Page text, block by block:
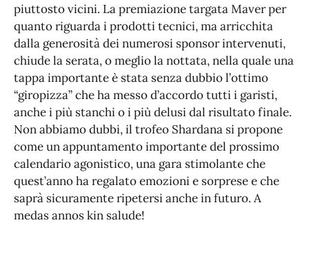
piuttosto vicini. La premiazione targata Maver per
quanto riguarda i prodotti tecnici, ma arricchita
dalla generosità dei numerosi sponsor intervenuti,
chiude la serata, o meglio la nottata, nella quale una
tappa importante è stata senza dubbio l’ottimo
“giropizza” che ha messo d’accordo tutti i garisti,
anche i più stanchi o i più delusi dal risultato finale.
Non abbiamo dubbi, il trofeo Shardana si propone
come un appuntamento importante del prossimo
calendario agonistico, una gara stimolante che
quest’anno ha regalato emozioni e sorprese e che
saprà sicuramente ripetersi anche in futuro. A
medas annos kin salude!